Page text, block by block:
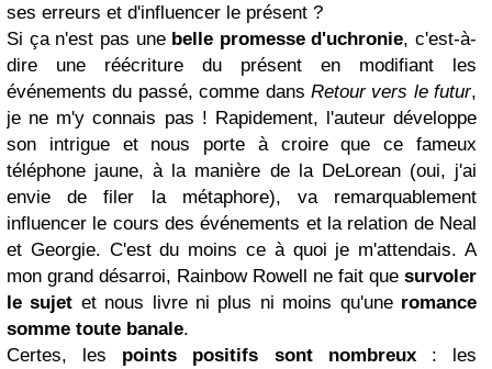
ses erreurs et d'influencer le présent ?
Si ça n'est pas une belle promesse d'uchronie, c'est-à-
dire une réécriture du présent en modifiant les
événements du passé, comme dans Retour vers le futur,
je ne m'y connais pas ! Rapidement, l'auteur développe
son intrigue et nous porte à croire que ce fameux
téléphone jaune, à la manière de la DeLorean (oui, j'ai
envie de filer la métaphore), va remarquablement
influencer le cours des événements et la relation de Neal
et Georgie. C'est du moins ce à quoi je m'attendais. A
mon grand désarroi, Rainbow Rowell ne fait que survoler
le sujet et nous livre ni plus ni moins qu'une romance
somme toute banale.
Certes, les points positifs sont nombreux: les